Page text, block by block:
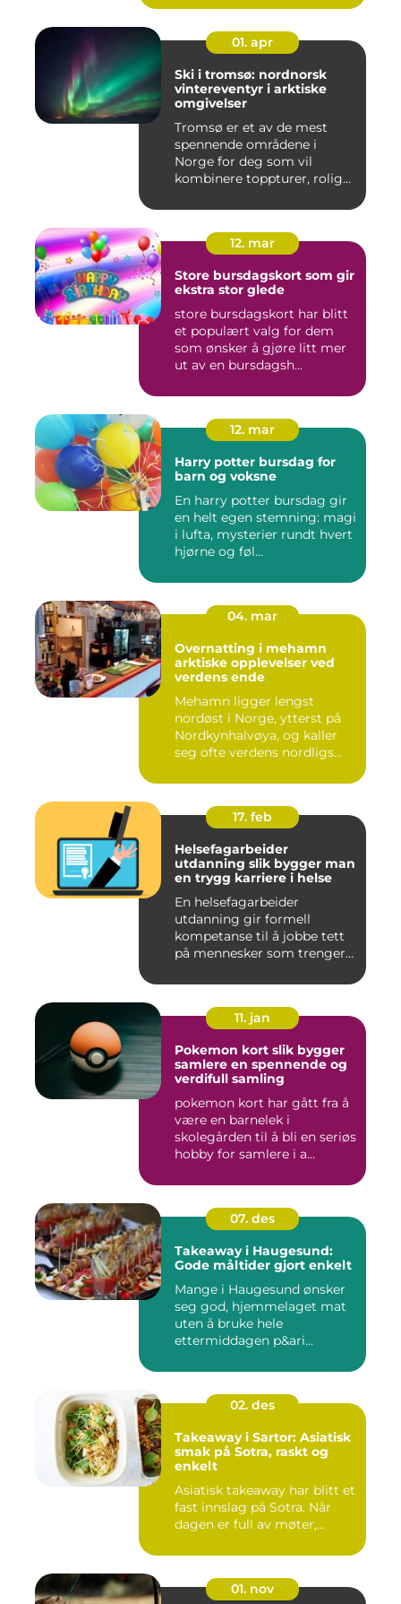
01. apr
Ski i tromsø: nordnorsk
vintereventyr i arktiske
omgivelser
Tromsø er et av de mest
spennende områdene i
Norge for deg som vil
kombinere toppturer, rolig
12. mar
Store bursdagskort som gir
ekstra stor glede
store bursdagskort har blitt
et populært valg for dem
som ønsker å gjøre litt mer
ut av en bursdagsh...
12. mar
Harry potter bursdag for
barn og voksne
En harry potter bursdag gir
en helt egen stemning: magi
i lufta, mysterier rundt hvert
hjørne og føl...
04. mar
Overnatting i mehamn
arktiske opplevelser ved
verdens ende
Mehamn ligger lengst
nordøst i Norge, ytterst på
Nordkynhalvøya, og kaller
seg ofte verdens nordligs...
17. feb
Helsefagarbeider
utdanning slik bygger man
en trygg karriere i helse
En helsefagarbeider
utdanning gir formell
kompetanse til å jobbe tett
på mennesker som trenger
11. jan
Pokemon kort slik bygger
samlere en spennende og
verdifull samling
pokemon kort har gått fra å
være en barnelek i
skolegården til å bli en seriøs
hobby for samlere i a...
07. des
Takeaway i Haugesund:
Gode måltider gjort enkelt
Mange i Haugesund ønsker
seg god, hjemmelaget mat
uten å bruke hele
ettermiddagen p&ari...
02. des
Takeaway i Sartor: Asiatisk
smak på Sotra, raskt og
enkelt
Asiatisk takeaway har blitt et
fast innslag på Sotra. Når
dagen er full av møter,...
01. nov